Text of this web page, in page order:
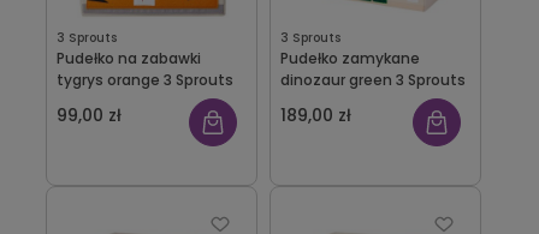
3 Sprouts
Pudełko na zabawki
tygrys orange 3 Sprouts
99,00 zł
3 Sprouts
Pudełko zamykane
dinozaur green 3 Sprouts
189,00 zł